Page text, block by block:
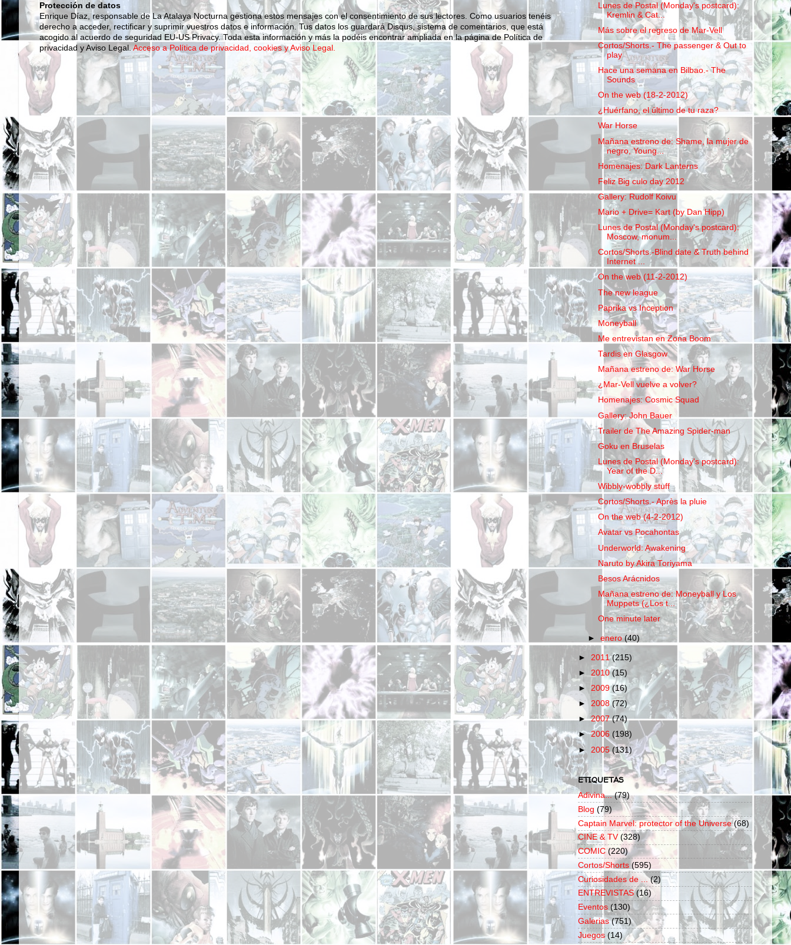
Protección de datos
Enrique Díaz, responsable de La Atalaya Nocturna gestiona estos mensajes con el consentimiento de sus lectores. Como usuarios tenéis
derecho a acceder, rectificar y suprimir vuestros datos e información. Tus datos los guardará Disqus, sistema de comentarios, que está
acogido al acuerdo de seguridad EU-US Privacy. Toda esta información y más la podéis encontrar ampliada en la página de Política de
privacidad y Aviso Legal.Acceso a Política de privacidad, cookies y Aviso Legal.
Lunes de Postal (Monday's postcard):
Kremlin & Cat...
Más sobre el regreso de Mar-Vell
Cortos/Shorts.- The passenger & Out to
play
Hace una semana en Bilbao.- The
Sounds
On the web (18-2-2012)
¿Huérfano, el último de tu raza?
War Horse
Mañana estreno de: Shame, la mujer de
negro, Young...
Homenajes: Dark Lanterns
Feliz Big culo day 2012
Gallery: Rudolf Koivu
Mario + Drive= Kart (by Dan Hipp)
Lunes de Postal (Monday's postcard):
Moscow, monum...
Cortos/Shorts.-Blind date & Truth behind
Internet ...
On the web (11-2-2012)
The new league
Paprika vs Inception
Moneyball
Me entrevistan en Zona Boom
Tardis en Glasgow
Mañana estreno de: War Horse
¿Mar-Vell vuelve a volver?
Homenajes: Cosmic Squad
Gallery: John Bauer
Trailer de The Amazing Spider-man
Goku en Bruselas
Lunes de Postal (Monday's postcard):
Year of the D...
Wibbly-wobbly stuff
Cortos/Shorts.- Après la pluie
On the web (4-2-2012)
Avatar vs Pocahontas
Underworld: Awakening
Naruto by Akira Toriyama
Besos Arácnidos
Mañana estreno de: Moneyball y Los
Muppets (¿Los t...
One minute later
►enero(40)
► 2011(215)
► 2010(15)
► 2009(16)
► 2008(72)
►2007(74)
►2006 (198)
► 2005(131)
ETIQUETAS
Adivina... (79)
Blog (79)
Captain Marvel: protector of the Universe (68)
CINE & TV (328)
COMIC (220)
Cortos/Shorts (595)
Curiosidades de ... (2)
ENTREVISTAS (16)
Eventos (130)
Galerias (751)
Juegos (14)